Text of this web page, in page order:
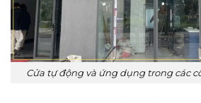
Cửa tự động và ứng dụng trong các